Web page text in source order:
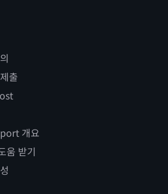
출
개요
움 받기